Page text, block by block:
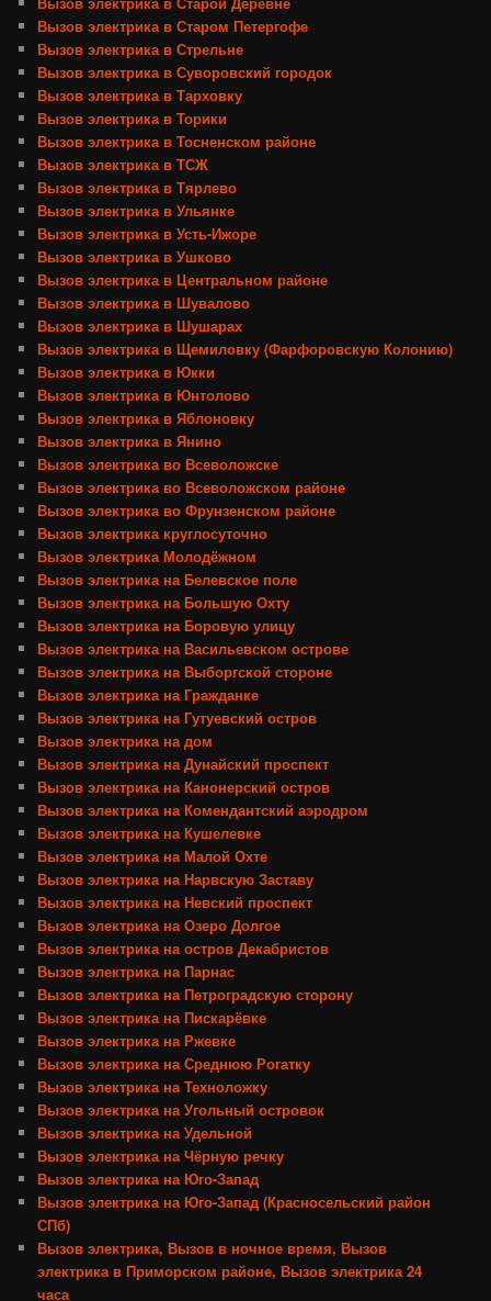
Вызов электрика в Старом Петергофе
Вызов электрика в Стрельне
Вызов электрика в Суворовский городок
Вызов электрика в Тарховку
Вызов электрика в Торики
Вызов электрика в Тосненском районе
Вызов электрика в ТСЖ
Вызов электрика в Тярлево
Вызов электрика в Ульянке
Вызов электрика в Усть-Ижоре
Вызов электрика в Ушково
Вызов электрика в Центральном районе
Вызов электрика в Шувалово
Вызов электрика в Шушарах
Вызов электрика в Щемиловку (Фарфоровскую Колонию)
Вызов электрика в Юкки
Вызов электрика в Юнтолово
Вызов электрика в Яблоновку
Вызов электрика в Янино
Вызов электрика во Всеволожске
Вызов электрика во Всеволожском районе
Вызов электрика во Фрунзенском районе
Вызов электрика круглосуточно
Вызов электрика Молодёжном
Вызов электрика на Белевское поле
Вызов электрика на Большую Охту
Вызов электрика на Боровую улицу
Вызов электрика на Васильевском острове
Вызов электрика на Выборгской стороне
Вызов электрика на Гражданке
Вызов электрика на Гутуевский остров
Вызов электрика на дом
Вызов электрика на Дунайский проспект
Вызов электрика на Канонерский остров
Вызов электрика на Комендантский аэродром
Вызов электрика на Кушелевке
Вызов электрика на Малой Охте
Вызов электрика на Нарвскую Заставу
Вызов электрика на Невский проспект
Вызов электрика на Озеро Долгое
Вызов электрика на остров Декабристов
Вызов электрика на Парнас
Вызов электрика на Петроградскую сторону
Вызов электрика на Пискарёвке
Вызов электрика на Ржевке
Вызов электрика на Среднюю Рогатку
Вызов электрика на Техноложку
Вызов электрика на Угольный островок
Вызов электрика на Удельной
Вызов электрика на Чёрную речку
Вызов электрика на Юго-Запад
Вызов электрика на Юго-Запад (Красносельский район
СПб)
Вызов электрика, Вызов в ночное время, Вызов
электрика в Приморском районе, Вызов электрика 24
часа